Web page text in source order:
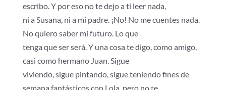
escribo. Y por eso no te dejo a ti leer nada,
ni a Susana, ni a mi padre. ¡No! No me cuentes nada.
No quiero saber mi futuro. Lo que
tenga que ser será. Y una cosa te digo, como amigo,
casi como hermano Juan. Sigue
viviendo, sigue pintando, sigue teniendo fines de
semana fantásticos con Lola, pero no te